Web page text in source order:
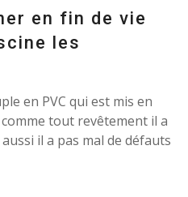
en fin de vie
les
en PVC qui est mis en
tout revêtement il a
il a pas mal de défauts